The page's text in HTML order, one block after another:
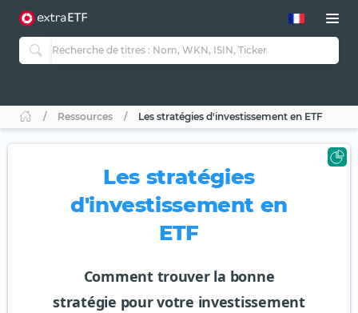
Ressources Les stratégies d'investissement en ETF
Les stratégies
d'investissement en
ETF
Comment trouver la bonne
stratégie pour votre investissement